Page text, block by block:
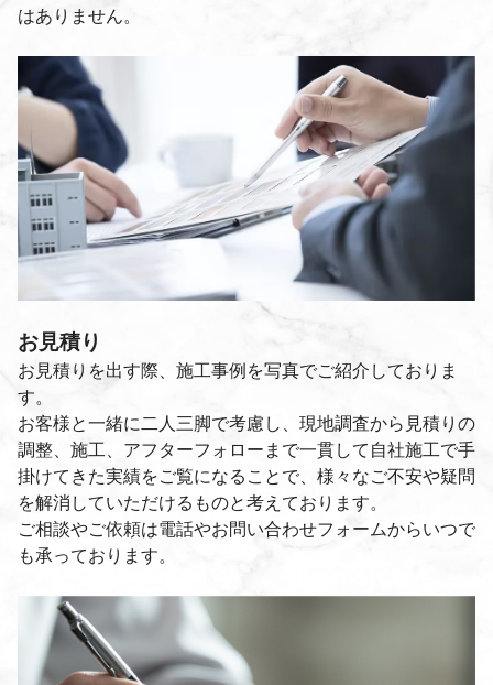
はありません。
お見積り
お見積りを出す際、施工事例を写真でご紹介しておりま
す。
お客様と一緒に二人三脚で考慮し、現地調査から見積りの
調整、施工、アフターフォローまで一貫して自社施工で手
掛けてきた実績をご覧になることで、様々なご不安や疑問
を解消していただけるものと考えております。
ご相談やご依頼は電話やお問い合わせフォームからいつで
も承っております。